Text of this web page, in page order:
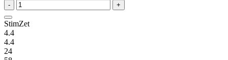
- +
StimZet
4.4
4.4
24